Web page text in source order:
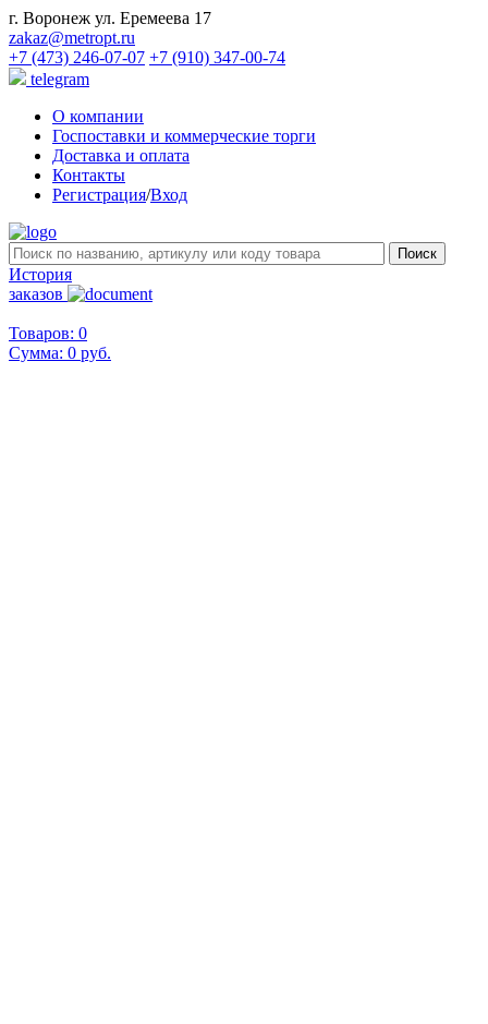
г. Воронеж ул. Еремеева 17
zakaz@metropt.ru
+7 (473) 246-07-07 +7 (910) 347-00-74
telegram
О компании
Госпоставки и коммерческие торги
Доставка и оплата
Контакты
Регистрация/Вход
История
заказов
Товаров: 0
Сумма: 0 руб.